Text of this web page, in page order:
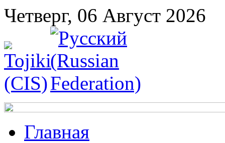
Четверг, 06 Август 2026
Главная